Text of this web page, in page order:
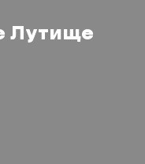
Лутище